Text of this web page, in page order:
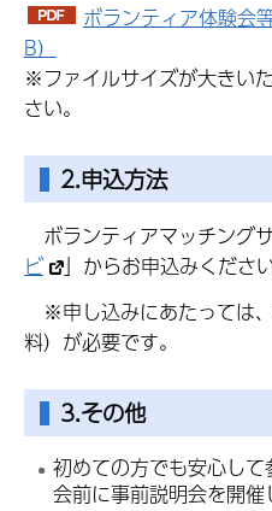
ボランティア体験会
B）
※ファイルサイズが大きい
さい。
2.申込方法
ボランティアマッチング
ビ
」からお申込みください
※申し込みにあたっては
料）が必要です。
3.その他
初めての方でも安心し
会前に事前説明会を開催